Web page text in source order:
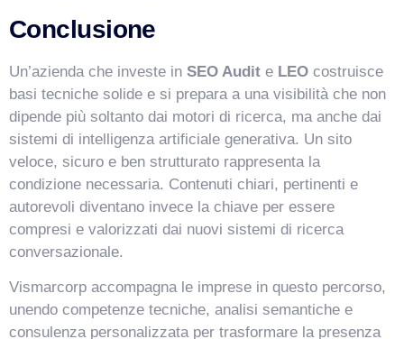
Conclusione
Un’azienda che investe in SEO Audit e LEO costruisce
basi tecniche solide e si prepara a una visibilità che non
dipende più soltanto dai motori di ricerca, ma anche dai
sistemi di intelligenza artificiale generativa. Un sito
veloce, sicuro e ben strutturato rappresenta la
condizione necessaria. Contenuti chiari, pertinenti e
autorevoli diventano invece la chiave per essere
compresi e valorizzati dai nuovi sistemi di ricerca
conversazionale.
Vismarcorp accompagna le imprese in questo percorso,
unendo competenze tecniche, analisi semantiche e
consulenza personalizzata per trasformare la presenza